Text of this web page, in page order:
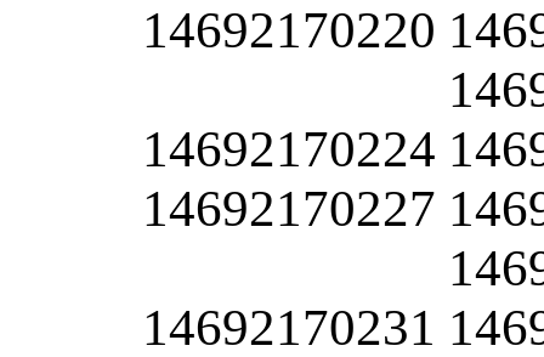
14692170220
14692170224
14692170227
14692170231